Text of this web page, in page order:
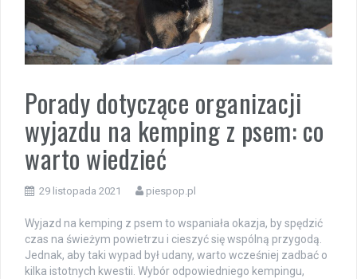
Porady dotyczące organizacji
wyjazdu na kemping z psem: co
warto wiedzieć
29 listopada 2021 piespop.pl
Wyjazd na kemping z psem to wspaniała okazja, by spędzić
czas na świeżym powietrzu i cieszyć się wspólną przygodą.
Jednak, aby taki wypad był udany, warto wcześniej zadbać o
kilka istotnych kwestii. Wybór odpowiedniego kempingu,